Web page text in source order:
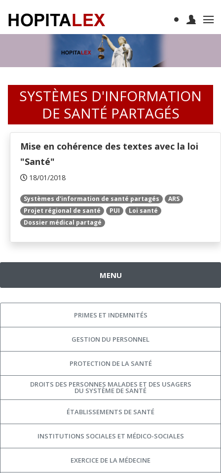
SYSTÈMES D'INFORMATION
DE SANTÉ PARTAGÉS
Mise en cohérence des textes avec la loi
"Santé"
18/01/2018
Systèmes d'information de santé partagés
ARS
Projet régional de santé
PUI
Loi santé
Dossier médical partagé
MENU
PRIMES ET INDEMNITÉS
GESTION DU PERSONNEL
PROTECTION DE LA SANTÉ
DROITS DES PERSONNES MALADES ET DES USAGERS
DU SYSTÈME DE SANTÉ
ÉTABLISSEMENTS DE SANTÉ
INSTITUTIONS SOCIALES ET MÉDICO-SOCIALES
EXERCICE DE LA MÉDECINE